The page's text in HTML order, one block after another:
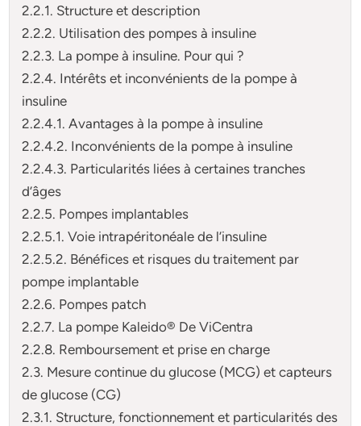
2.2.1. Structure et description
2.2.2. Utilisation des pompes à insuline
2.2.3. La pompe à insuline. Pour qui ?
2.2.4. Intérêts et inconvénients de la pompe à
insuline
2.2.4.1. Avantages à la pompe à insuline
2.2.4.2. Inconvénients de la pompe à insuline
2.2.4.3. Particularités liées à certaines tranches
d’âges
2.2.5. Pompes implantables
2.2.5.1. Voie intrapéritonéale de l’insuline
2.2.5.2. Bénéfices et risques du traitement par
pompe implantable
2.2.6. Pompes patch
2.2.7. La pompe Kaleido® De ViCentra
2.2.8. Remboursement et prise en charge
2.3. Mesure continue du glucose (MCG) et capteurs
de glucose (CG)
2.3.1. Structure, fonctionnement et particularités des